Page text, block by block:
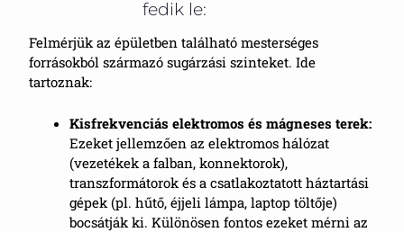
fedik le:
Felmérjük az épületben található mesterséges
forrásokból származó sugárzási szinteket. Ide
tartoznak:
Kisfrekvenciás elektromos és mágneses terek:
Ezeket jellemzően az elektromos hálózat
(vezetékek a falban, konnektorok),
transzformátorok és a csatlakoztatott háztartási
gépek (pl. hűtő, éjjeli lámpa, laptop töltője)
bocsátják ki. Különösen fontos ezeket mérni az